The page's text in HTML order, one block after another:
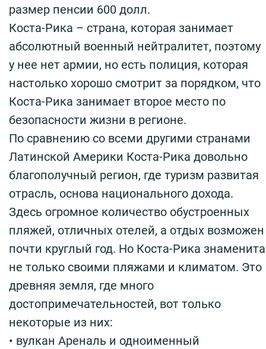
размер пенсии 600 долл.
Коста-Рика – страна, которая занимает
абсолютный военный нейтралитет, поэтому
у нее нет армии, но есть полиция, которая
настолько хорошо смотрит за порядком, что
Коста-Рика занимает второе место по
безопасности жизни в регионе.
По сравнению со всеми другими странами
Латинской Америки Коста-Рика довольно
благополучный регион, где туризм развитая
отрасль, основа национального дохода.
Здесь огромное количество обустроенных
пляжей, отличных отелей, а отдых возможен
почти круглый год. Но Коста-Рика знаменита
не только своими пляжами и климатом. Это
древняя земля, где много
достопримечательностей, вот только
некоторые из них:
• вулкан Ареналь и одноименный